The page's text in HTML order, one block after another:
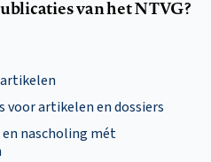
van het NTVG?
voor artikelen en dossiers
nascholing mét